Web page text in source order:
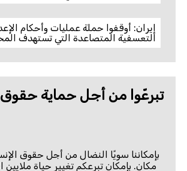
إيران: أوقفوا حملة عمليات وأحكام
التعسفية المتصاعدة التي تستهدف
تبرعّوا من أجل حماية حقوق
بإمكاننا سويًا النضال من أجل حقوق
مكان. بإمكان تبرعكم تغيير حياة